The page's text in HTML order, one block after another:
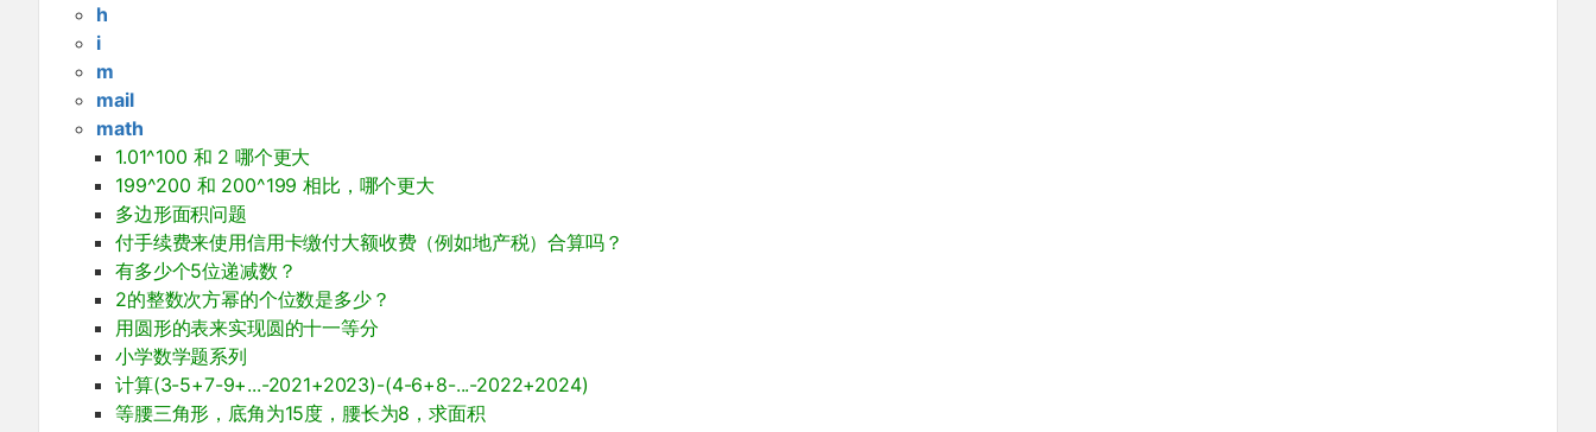
h
i
m
mail
math
1.01^100 和 2 哪个更大
199^200 和 200^199 相比，哪个更大
多边形面积问题
付手续费来使用信用卡缴付大额收费（例如地产税）合算吗？
有多少个5位递减数？
2的整数次方幂的个位数是多少？
用圆形的表来实现圆的十一等分
小学数学题系列
计算(3-5+7-9+...-2021+2023)-(4-6+8-...-2022+2024)
等腰三角形，底角为15度，腰长为8，求面积